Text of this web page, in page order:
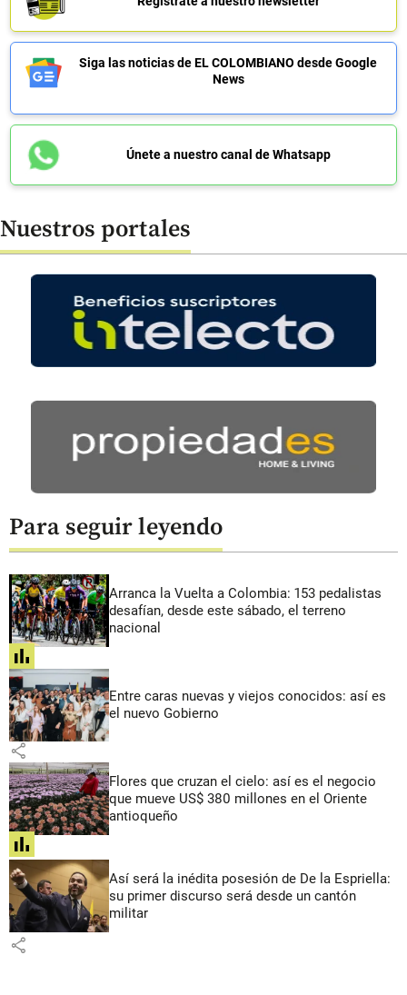
Siga las noticias de EL COLOMBIANO desde Google
News
Únete a nuestro canal de Whatsapp
Nuestros portales
Para seguir leyendo
Arranca la Vuelta a Colombia: 153 pedalistas
desafían, desde este sábado, el terreno
nacional
share
Entre caras nuevas y viejos conocidos: así es
el nuevo Gobierno
share
Flores que cruzan el cielo: así es el negocio
que mueve US$ 380 millones en el Oriente
antioqueño
share
Así será la inédita posesión de De la Espriella:
su primer discurso será desde un cantón
militar
share